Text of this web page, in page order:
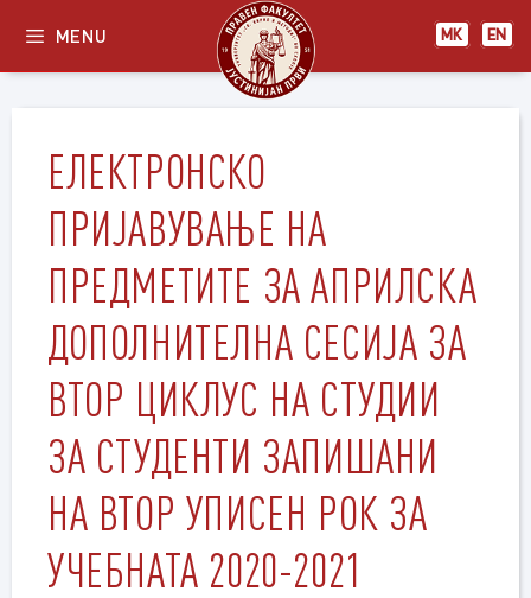
content
МК EN
MENU
ЕЛЕКТРОНСКО
ПРИЈАВУВАЊЕ НА
ПРЕДМЕТИТЕ ЗА АПРИЛСКА
ДОПОЛНИТЕЛНА СЕСИЈА ЗА
ВТОР ЦИКЛУС НА СТУДИИ
ЗА СТУДЕНТИ ЗАПИШАНИ
НА ВТОР УПИСЕН РОК ЗА
УЧЕБНАТА 2020-2021